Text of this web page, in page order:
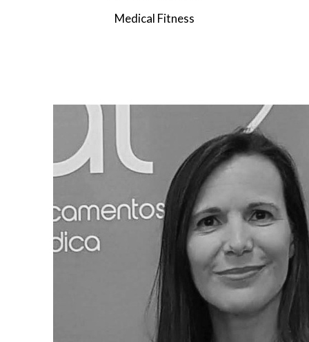
Medical Fitness